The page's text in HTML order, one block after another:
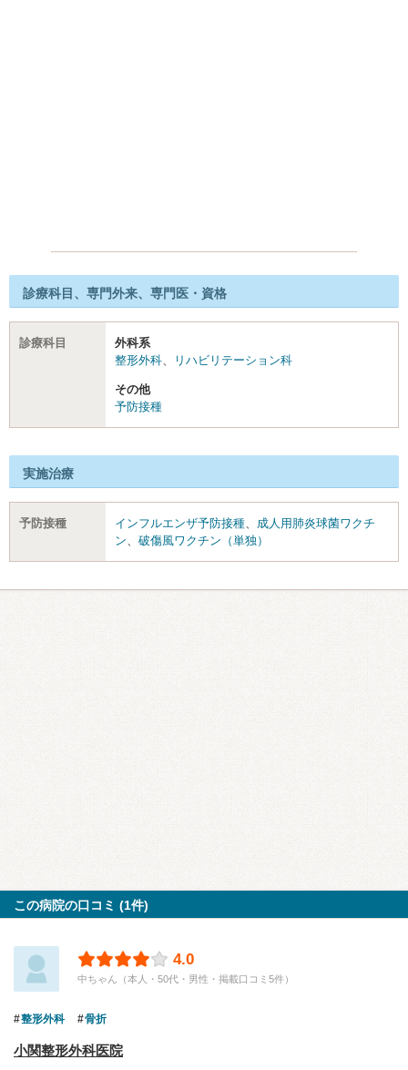
診療科目、専門外来、専門医・資格
診療科目
外科系
整形外科
リハビリテーション科
その他
予防接種
実施治療
予防接種 インフルエンザ予防接種
成人用肺炎球菌ワクチ
ン
破傷風ワクチン（単独）
この病院の口コミ (1件)
4.0
中ちゃん（本人・50代・男性・掲載口コミ5件）
整形外科 骨折
小関整形外科医院